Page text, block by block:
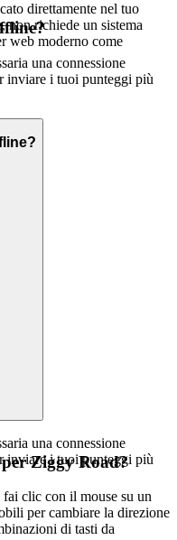
direttamente nel tuo
non richiede un sistema
web moderno come
una connessione
inviare i tuoi punteggi più
una connessione
inviare i tuoi punteggi più
Ziggy Road?
clic con il mouse su un
per cambiare la direzione
di tasti da